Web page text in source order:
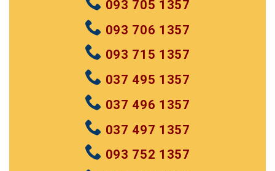
093 705 1357
093 706 1357
093 715 1357
037 495 1357
037 496 1357
037 497 1357
093 752 1357